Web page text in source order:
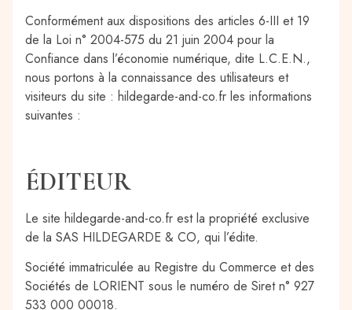
Conformément aux dispositions des articles 6-III et 19
de la Loi n° 2004-575 du 21 juin 2004 pour la
Confiance dans l’économie numérique, dite L.C.E.N.,
nous portons à la connaissance des utilisateurs et
visiteurs du site : hildegarde-and-co.fr les informations
suivantes :
ÉDITEUR
Le site hildegarde-and-co.fr est la propriété exclusive
de la SAS HILDEGARDE & CO, qui l’édite.
Société immatriculée au Registre du Commerce et des
Sociétés de LORIENT sous le numéro de Siret n° 927
533 000 00018.